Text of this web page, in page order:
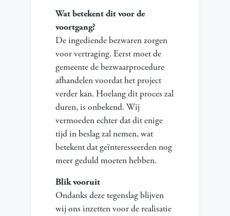
Wat betekent dit voor de
voortgang?
De ingediende bezwaren zorgen
voor vertraging. Eerst moet de
gemeente de bezwaarprocedure
afhandelen voordat het project
verder kan. Hoelang dit proces zal
duren, is onbekend. Wij
vermoeden echter dat dit enige
tijd in beslag zal nemen, wat
betekent dat geïnteresseerden nog
meer geduld moeten hebben.
Blik vooruit
Ondanks deze tegenslag blijven
wij ons inzetten voor de realisatie